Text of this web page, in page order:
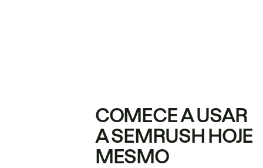
COMECE A USAR
A SEMRUSH HOJE
MESMO